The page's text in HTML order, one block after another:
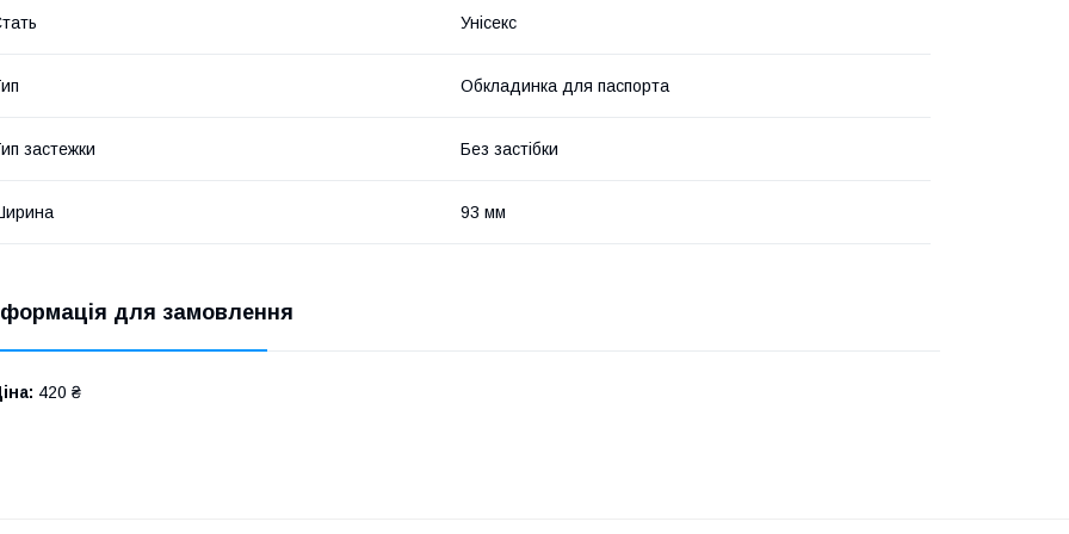
Унісекс
Обкладинка для паспорта
застежки Без застібки
93 мм
для замовлення
420 ₴